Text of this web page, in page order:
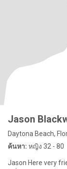
Jason
Daytona Beach,
ค้นหา: หญิง 32 - 80
Jason Here very